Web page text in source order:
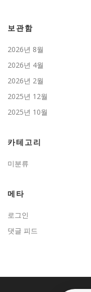
보관함
2026년 8월
2026년 4월
2026년 2월
2025년 12월
2025년 10월
카테고리
미분류
메타
로그인
댓글 피드